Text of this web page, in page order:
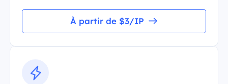
À partir de $3/IP